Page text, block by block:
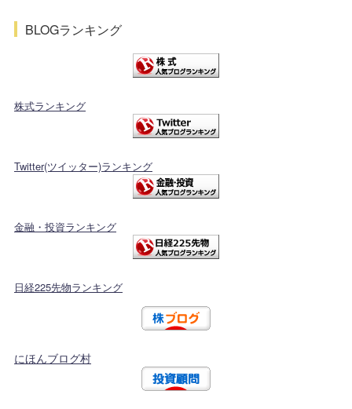
BLOGランキング
株式ランキング
Twitter(ツイッター)ランキング
金融・投資ランキング
日経225先物ランキング
にほんブログ村